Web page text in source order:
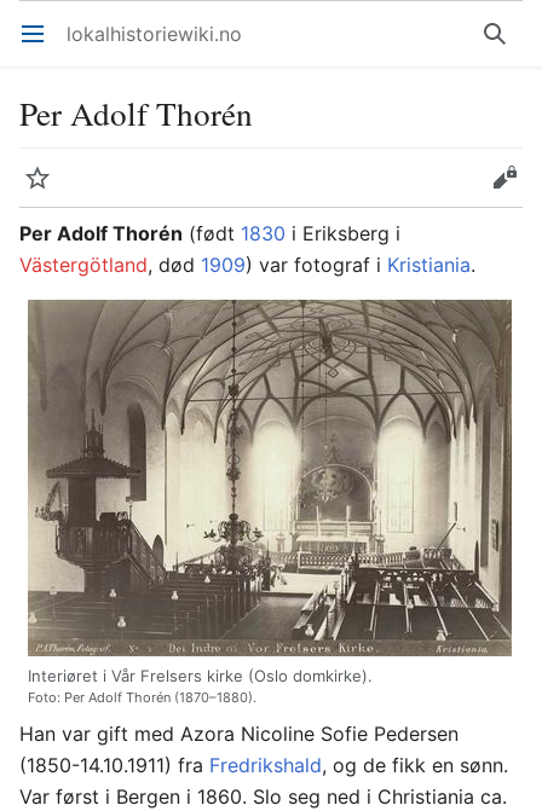
Åpne hovedmenyen lokalhistoriewiki.no Søk
Per Adolf Thorén
Overvåk
Rediger
Per Adolf Thorén (født 1830 i Eriksberg i
Västergötland, død 1909) var fotograf i Kristiania.
Interiøret i Vår Frelsers kirke (Oslo domkirke).
Foto: Per Adolf Thorén (1870–1880).
Han var gift med Azora Nicoline Sofie Pedersen
(1850-14.10.1911) fra Fredrikshald, og de fikk en sønn.
Var først i Bergen i 1860. Slo seg ned i Christiania ca.